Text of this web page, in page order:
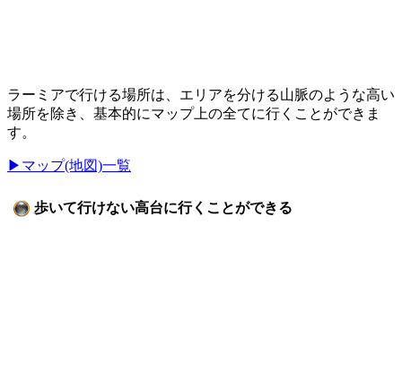
ラーミアで行ける場所は、エリアを分ける山脈のような高い
場所を除き、基本的にマップ上の全てに行くことができま
す。
▶マップ(地図)一覧
歩いて行けない高台に行くことができる